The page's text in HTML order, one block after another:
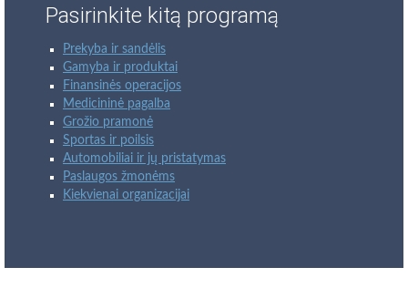
Pasirinkite kitą programą
Prekyba ir sandėlis
Gamyba ir produktai
Finansinės operacijos
Medicininė pagalba
Grožio pramonė
Sportas ir poilsis
Automobiliai ir jų pristatymas
Paslaugos žmonėms
Kiekvienai organizacijai